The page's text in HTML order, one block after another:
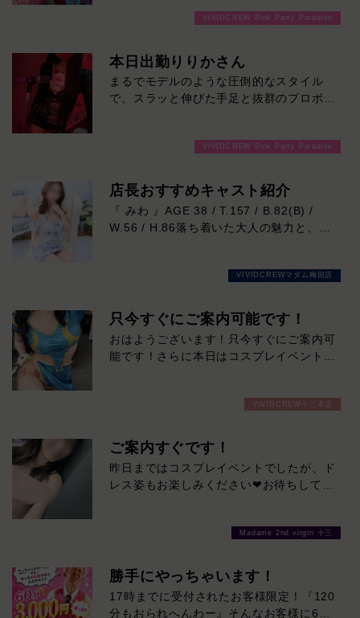
VIVIDCREW Pink Party Paradise
本日出勤りりかさん
まるでモデルのような圧倒的なスタイル
で、スラッと伸びた手足と抜群のプロポー
親しみやすい雰囲気も魅力のひとつ。初め
い時間を過ごしていただけます。気になる
方はご来店お待ちしております！
VIVIDCREW Pink Party Paradise
店長おすすめキャスト紹介
『 みわ 』AGE 38 / T.157 / B.82(B) /
W.56 / H.86落ち着いた大人の魅力と、思
実際はマイペースで優しく、自然体で過ご
な気配りや穏やかな雰囲気はまさに癒しそ
のもの。お仕事は未経験だからこその初々
しさも、今しか味わえない特別な魅力で
す。会話の引き出しも豊富。飾らない笑顔
奪われること間違いなし。大人の余裕と親
しみやすさを兼ね備えた、ぜひ一度お会い
出勤…12:00～20:00
VIVIDCREWマダム梅田店
只今すぐにご案内可能です！
おはようございます！只今すぐにご案内可
能です！さらに本日はコスプレイベントも
もここで癒されてひとっとび間違いなしで
VIVIDCREW十三本店
ご案内すぐです！
昨日まではコスプレイベントでしたが、ド
レス姿もお楽しみください❤お待ちしてお
Madame 2nd virgin 十三
勝手にやっちゃいます！
17時までに受付されたお客様限定！『120
分もおられへんわー』そんなお客様に60